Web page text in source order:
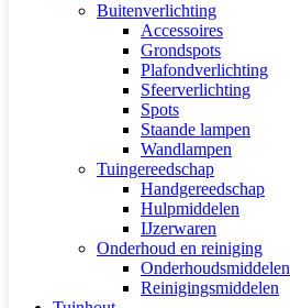
Buitenverlichting
Accessoires
Grondspots
Plafondverlichting
Sfeerverlichting
Spots
Staande lampen
Wandlampen
Tuingereedschap
Handgereedschap
Hulpmiddelen
IJzerwaren
Onderhoud en reiniging
Onderhoudsmiddelen
Reinigingsmiddelen